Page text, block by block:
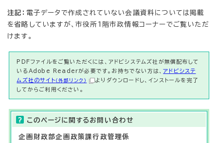
注記： 電子データで作成されていない会議資料については掲載
を省略していますが、市役所1階市政情報コーナーでご覧いただ
けます。
PDFファイルをご覧いただくには、アドビシステムズ社が無償配布して
いるAdobe Readerが必要です。お持ちでない方は、アドビシステ
ムズ社のサイト （外部リンク）
よりダウンロードし、インストールを完了
してからご利用ください。
このページに関する お問い合わせ
企画財政部企画政策課行政管理係